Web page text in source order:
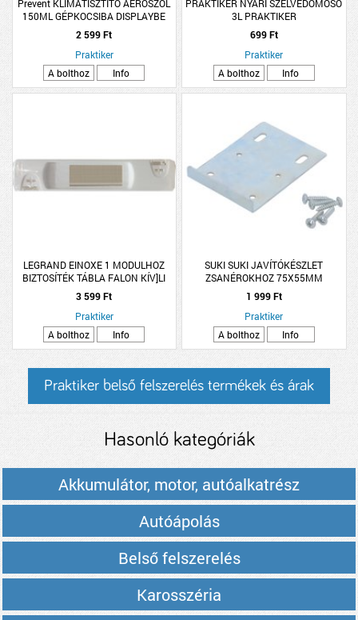
Prevent KLÍMATISZTÍTÓ AEROSZOL
150ML GÉPKOCSIBA DISPLAYBE
2 599 Ft
Praktiker
A bolthoz
Info
PRAKTIKER NYÁRI SZÉLVÉDŐMOSÓ
3L PRAKTIKER
699 Ft
Praktiker
A bolthoz
Info
LEGRAND EINOXE 1 MODULHOZ
BIZTOSÍTÉK TÁBLA FALON KÍV]LI
3 599 Ft
Praktiker
A bolthoz
Info
SUKI SUKI JAVÍTÓKÉSZLET
ZSANÉROKHOZ 75X55MM
2DB/CSM
1 999 Ft
Praktiker
A bolthoz
Info
Praktiker belső felszerelés termékek és árak
Hasonló kategóriák
Akkumulátor, motor, autóalkatrész
Autóápolás
Belső felszerelés
Karosszéria